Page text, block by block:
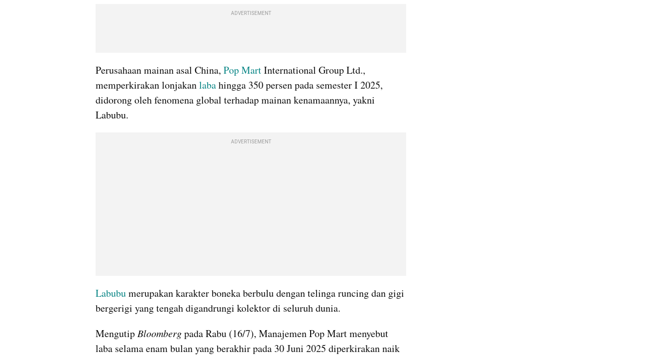
ADVERTISEMENT
Perusahaan mainan asal China, Pop Mart International Group Ltd.,
memperkirakan lonjakan laba hingga 350 persen pada semester I 2025,
didorong oleh fenomena global terhadap mainan kenamaannya, yakni
Labubu.
ADVERTISEMENT
Labubu merupakan karakter boneka berbulu dengan telinga runcing dan gigi
bergerigi yang tengah digandrungi kolektor di seluruh dunia.
Mengutip Bloomberg pada Rabu (16/7), Manajemen Pop Mart menyebut
laba selama enam bulan yang berakhir pada 30 Juni 2025 diperkirakan naik